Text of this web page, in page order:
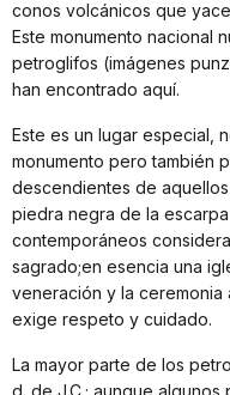
conos volcánicos que
Este monumento nacional
petroglifos (imágenes
han encontrado aquí.
Este es un lugar especial,
monumento pero también
descendientes de
piedra negra de la
contemporáneos
sagrado;en esencia una
veneración y la ceremonia
exige respeto y cuidado.
La mayor parte de los